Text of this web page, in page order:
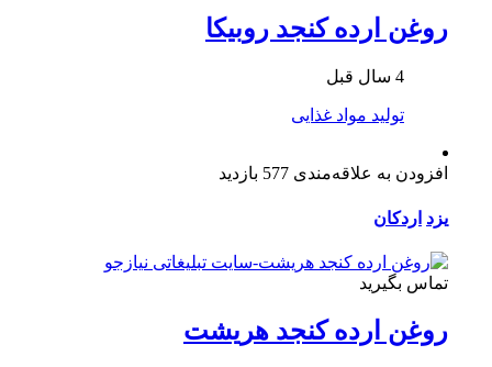
روغن ارده کنجد روبیکا
4 سال قبل
تولید مواد غذایی
افزودن به علاقه‌مندی 577 بازدید
یزد اردکان
تماس بگیرید
روغن ارده کنجد هریشت